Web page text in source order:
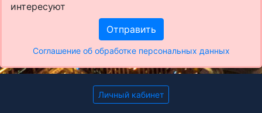
интересуют
Отправить
Соглашение об обработке персональных данных
Личный кабинет